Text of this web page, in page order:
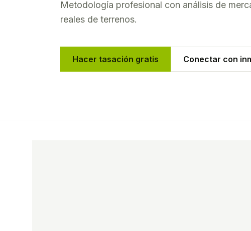
Metodología profesional con análisis de
reales de terrenos.
Hacer tasación gratis Conectar con